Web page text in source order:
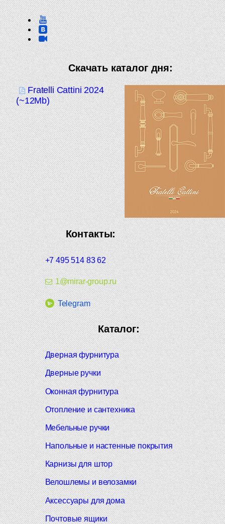
Скачать каталог дня:
Fratelli Cattini 2024
(~12Mb)
Контакты:
+7 495 514 83 62
1@mirar-group.ru
Telegram
Каталог:
Дверная фурнитура
Дверные ручки
Оконная фурнитура
Отопление и сантехника
Мебельные ручки
Напольные и настенные покрытия
Карнизы для штор
Велошлемы и велозамки
Аксессуары для дома
Почтовые ящики